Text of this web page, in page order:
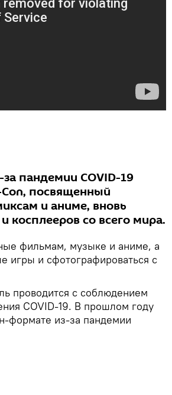
пандемии COVID-19
посвященный
и аниме, вновь
косплееров со всего мира.
фильмам, музыке и аниме, а
игры и сфотографироваться с
проводится с соблюдением
COVID-19. В прошлом году
формате из-за пандемии